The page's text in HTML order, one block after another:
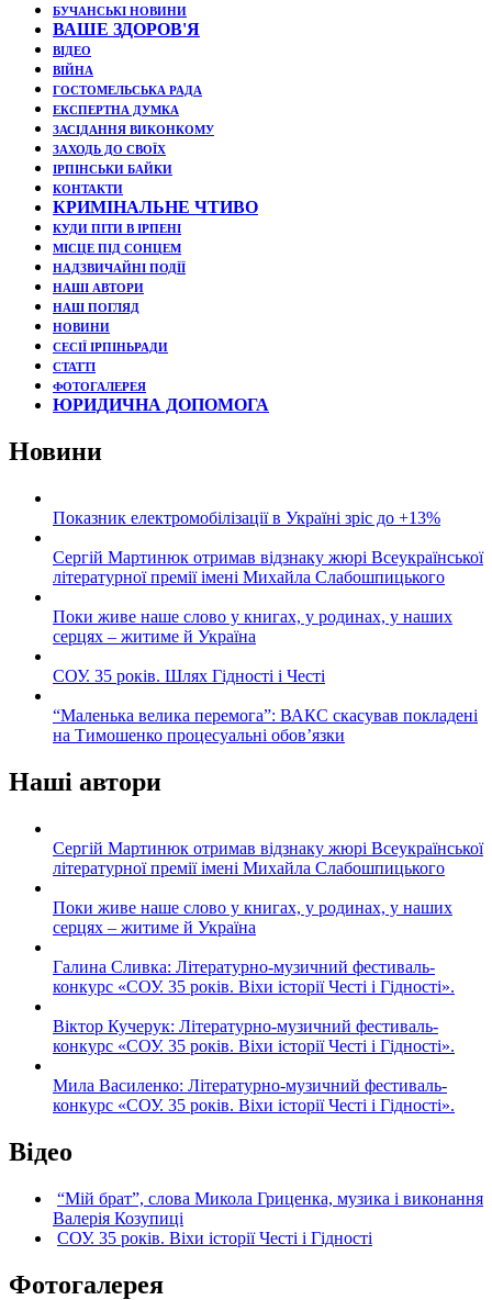
БУЧАНСЬКІ НОВИНИ
ВАШЕ ЗДОРОВ'Я
ВІДЕО
ВІЙНА
ГОСТОМЕЛЬСЬКА РАДА
ЕКСПЕРТНА ДУМКА
ЗАСІДАННЯ ВИКОНКОМУ
ЗАХОДЬ ДО СВОЇХ
ІРПІНСЬКИ БАЙКИ
КОНТАКТИ
КРИМІНАЛЬНЕ ЧТИВО
КУДИ ПІТИ В ІРПЕНІ
МІСЦЕ ПІД СОНЦЕМ
НАДЗВИЧАЙНІ ПОДЇЇ
НАШІ АВТОРИ
НАШ ПОГЛЯД
НОВИНИ
СЕСІЇ ІРПІНЬРАДИ
СТАТТІ
ФОТОГАЛЕРЕЯ
ЮРИДИЧНА ДОПОМОГА
Новини
Показник електромобілізації в Україні зріс до +13%
Сергій Мартинюк отримав відзнаку жюрі Всеукраїнської
літературної премії імені Михайла Слабошпицького
Поки живе наше слово у книгах, у родинах, у наших
серцях – житиме й Україна
СОУ. 35 років. Шлях Гідності і Честі
“Маленька велика перемога”: ВАКС скасував покладені
на Тимошенко процесуальні обов’язки
Наші автори
Сергій Мартинюк отримав відзнаку жюрі Всеукраїнської
літературної премії імені Михайла Слабошпицького
Поки живе наше слово у книгах, у родинах, у наших
серцях – житиме й Україна
Галина Сливка: Літературно-музичний фестиваль-
конкурс «СОУ. 35 років. Віхи історії Честі і Гідності».
Віктор Кучерук: Літературно-музичний фестиваль-
конкурс «СОУ. 35 років. Віхи історії Честі і Гідності».
Мила Василенко: Літературно-музичний фестиваль-
конкурс «СОУ. 35 років. Віхи історії Честі і Гідності».
Відео
“Мій брат”, слова Микола Гриценка, музика і виконання
Валерія Козупиці
СОУ. 35 років. Віхи історії Честі і Гідності
Фотогалерея